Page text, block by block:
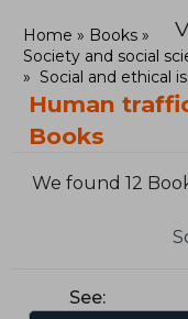
Home
Books
Society and social
Social and ethical
Human
Books
We found 12
See: